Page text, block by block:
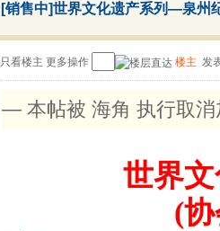
[销售中]世界文化遗产系列—泉州
只看楼主 更多操作 楼主 发
— 本帖被 海角 执行取
世界
(